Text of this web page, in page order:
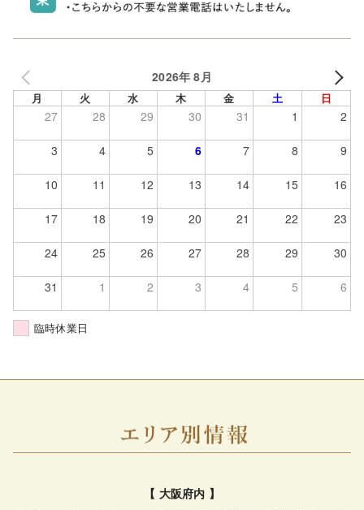
2026年 8月
月 火 水 木 金 土 日
27 28 29 30 31 1 2
3 4 5 6 7 8 9
10 11 12 13 14 15 16
17 18 19 20 21 22 23
24 25 26 27 28 29 30
31 1 2 3 4 5 6
臨時休業日
【 大阪府内 】